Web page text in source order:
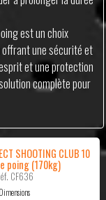
est un choix
offrant une sécurité et
et une protection
complète pour
SHOOTING CLUB 10
poing (170kg)
CF636
Dimensions